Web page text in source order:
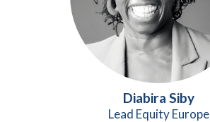
Diabira Siby
Lead Equity Europe